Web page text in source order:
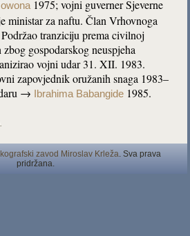
1975; vojni guverner Sjeverne
ministar za naftu. Član Vrhovnoga
tranziciju prema civilnoj
gospodarskog neuspjeha
vojni udar 31. XII. 1983.
zapovjednik oružanih snaga 1983–
→
Ibrahima Babangide 1985.
zavod Miroslav Krleža. Sva prava
pridržana.